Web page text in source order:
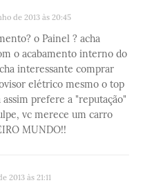
de 2013 às 20:45
o Painel ? acha
o acabamento interno do
interessante comprar
elétrico mesmo o top
prefere a "reputação"
vc merece um carro
MUNDO!!
2013 às 21:11